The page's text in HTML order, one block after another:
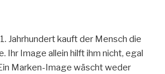
Jahrhundert kauft der Mensch die
Ihr Image allein hilft ihm nicht, egal
Marken-Image wäscht weder